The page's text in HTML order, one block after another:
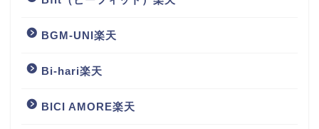
BGM‐UNI楽天
Bi-hari楽天
BICI AMORE楽天